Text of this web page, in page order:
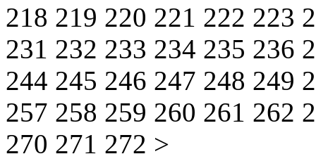
218 219 220 221 222 223
231 232 233 234 235 236
244 245 246 247 248 249
257 258 259 260 261 262
270 271 272 >